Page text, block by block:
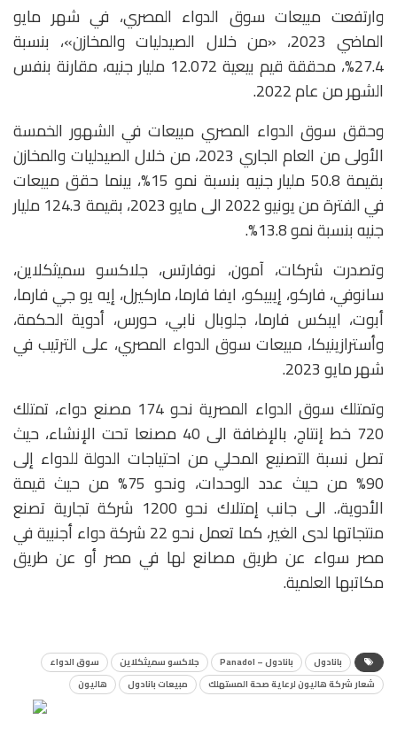
وارتفعت مبيعات سوق الدواء المصري، في شهر مايو
الماضي 2023، «من خلال الصيدليات والمخازن»، بنسبة
27.4%، محققة قيم بيعية 12.072 مليار جنيه، مقارنة بنفس
الشهر من عام 2022.
وحقق سوق الدواء المصري مبيعات في الشهور الخمسة
الأولى من العام الجاري 2023، من خلال الصيدليات والمخازن
بقيمة 50.8 مليار جنيه بنسبة نمو 15%، بينما حقق مبيعات
في الفترة من يونيو 2022 الى مايو 2023، بقيمة 124.3 مليار
جنيه بنسبة نمو 13.8%.
وتصدرت شركات، آمون، نوفارتس، جلاكسو سميثكلاين،
سانوفي، فاركو، إيبيكو، ايفا فارما، ماركيرل، إيه يو جي فارما،
أبوت، ايبكس فارما، جلوبال نابي، حورس، أدوية الحكمة،
وأسترازينيكا، مبيعات سوق الدواء المصري، على الترتيب في
شهر مايو 2023.
وتمتلك سوق الدواء المصرية نحو 174 مصنع دواء، تمتلك
720 خط إنتاج، بالإضافة الى 40 مصنعا تحت الإنشاء، حيث
تصل نسبة التصنيع المحلي من احتياجات الدولة للدواء إلى
90% من حيث عدد الوحدات، ونحو 75% من حيث قيمة
الأدوية،. الى جانب إمتلاك نحو 1200 شركة تجارية تصنع
منتجاتها لدى الغير، كما تعمل نحو 22 شركة دواء أجنبية في
مصر سواء عن طريق مصانع لها في مصر أو عن طريق
مكاتبها العلمية.
بانادول بانادول – Panadol جلاكسو سميثكلاين
سوق الدواء
شعار شركة هاليون لرعاية صحة المستهلك
مبيعات بانادول هاليون